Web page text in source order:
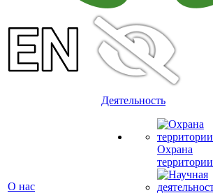
О нас
Деятельность
Охрана
территории